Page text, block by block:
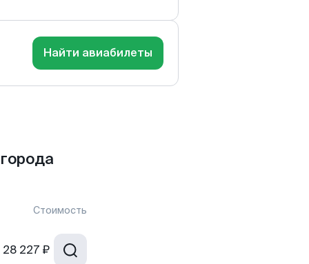
Найти авиабилеты
Стоимость
28 227 ₽